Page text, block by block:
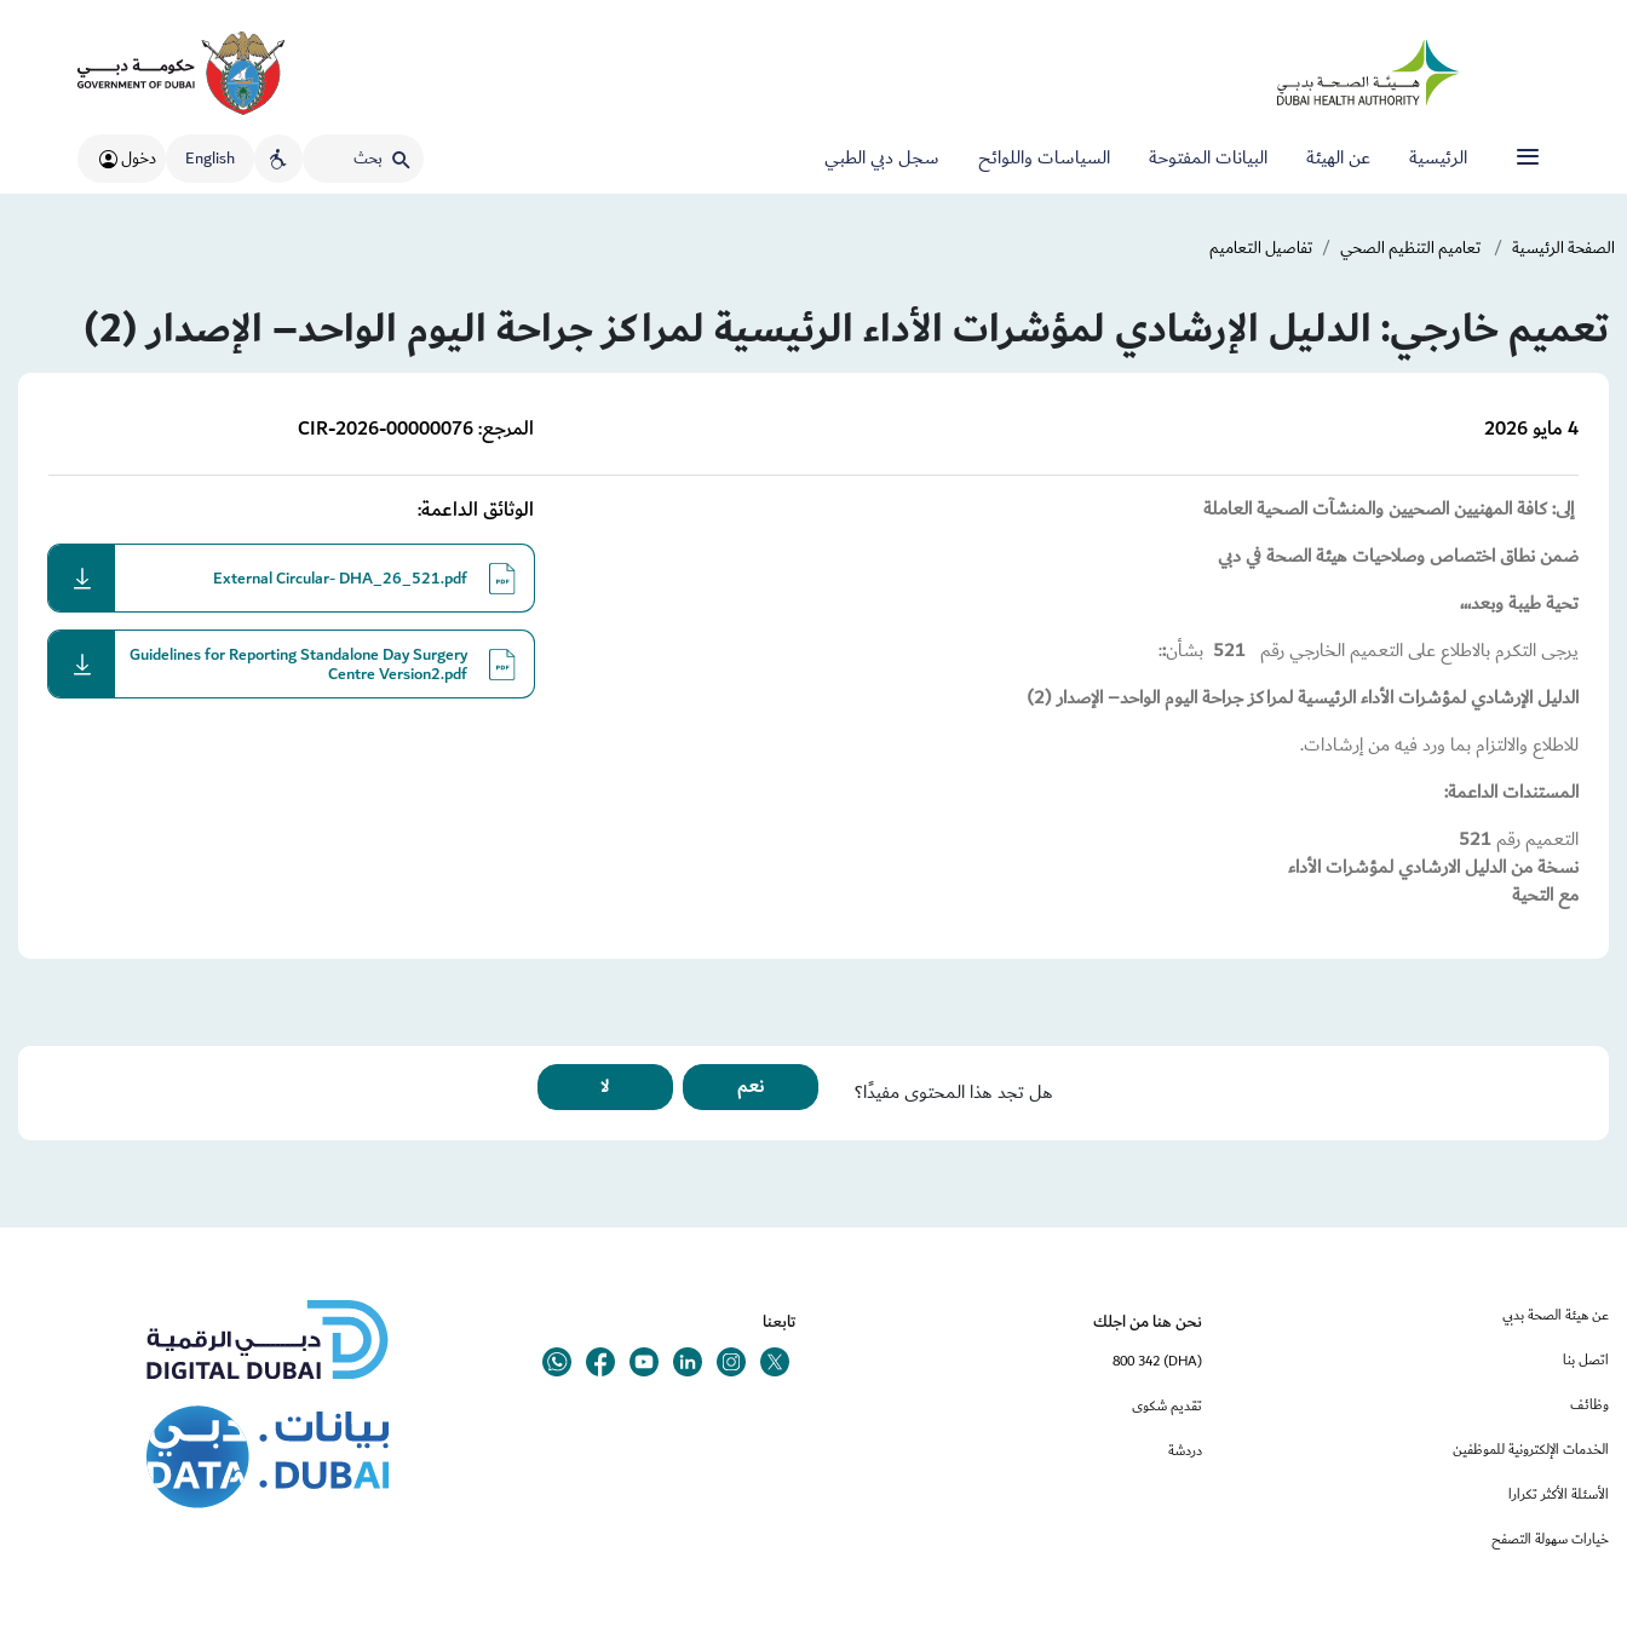
الرئيسية عن الهيئة البيانات المفتوحة السياسات واللوائح سجل دبي الطبي English دخول
الصفحة الرئيسية تعاميم التنظيم الصحي تفاصيل التعاميم
تعميم خارجي: الدليل الإرشادي لمؤشرات الأداء الرئيسية لمراكز جراحة اليوم الواحد– الإصدار (2)
4 مايو 2026 المرجع:CIR-2026-00000076
إلى: كافة المهنيين الصحيين والمنشآت الصحية العاملة
ضمن نطاق اختصاص وصلاحيات هيئة الصحة في دبي
تحية طيبة وبعد،،،
يرجى التكرم بالاطلاع على التعميم الخارجي رقم 521 بشأن:
:
الدليل الإرشادي لمؤشرات الأداء الرئيسية لمراكز جراحة اليوم الواحد– الإصدار (2)
للاطلاع والالتزام بما ورد فيه من إرشادات.
المستندات الداعمة:
التعميم رقم521
نسخة من الدليل الارشادي لمؤشرات الأداء
مع التحية
الوثائق الداعمة:
External Circular- DHA_26_521.pdf
download
Guidelines for Reporting Standalone Day Surgery
Centre Version2.pdf
download
هل تجد هذا المحتوى مفيدًا؟ نعم لا
عن هيئة الصحة بدبي
اتصل بنا
وظائف
الخدمات الإلكترونية للموظفين
الأسئلة الأكثر تكرارا
خيارات سهولة التصفح
نحن هنا من اجلك
(DHA) 800 342
تقديم شكوى
دردشة
تابعنا